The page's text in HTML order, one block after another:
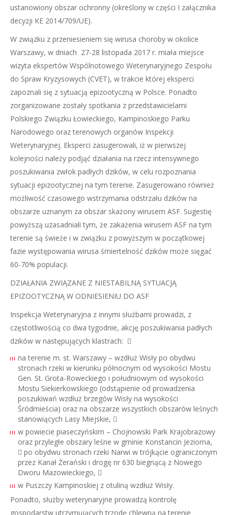
ustanowiony obszar ochronny (określony w części I załącznika
decyzji KE 2014/709/UE).
W związku z przeniesieniem się wirusa choroby w okolice
Warszawy, w dniach 27-28 listopada 2017 r. miała miejsce
wizyta ekspertów Wspólnotowego Weterynaryjnego Zespołu
do Spraw Kryzysowych (CVET), w trakcie której eksperci
zapoznali się z sytuacją epizootyczną w Polsce. Ponadto
zorganizowane zostały spotkania z przedstawicielami
Polskiego Związku Łowieckiego, Kampinoskiego Parku
Narodowego oraz terenowych organów Inspekcji
Weterynaryjnej. Eksperci zasugerowali, iż w pierwszej
kolejności należy podjąć działania na rzecz intensywnego
poszukiwania zwłok padłych dzików, w celu rozpoznania
sytuacji epizootycznej na tym terenie. Zasugerowano również
możliwość czasowego wstrzymania odstrzału dzików na
obszarze uznanym za obszar skażony wirusem ASF. Sugestię
powyższą uzasadniali tym, że zakażenia wirusem ASF na tym
terenie są świeże i w związku z powyższym w początkowej
fazie występowania wirusa śmiertelność dzików może sięgać
60-70% populacji.
DZIAŁANIA ZWIĄZANE Z NIESTABILNĄ SYTUACJĄ
EPIZOOTYCZNĄ W ODNIESIENIU DO ASF
Inspekcja Weterynaryjna z innymi służbami prowadzi, z
częstotliwością co dwa tygodnie, akcję poszukiwania padłych
dzików w następujących klastrach: 
na terenie m. st. Warszawy – wzdłuż Wisły po obydwu
stronach rzeki w kierunku północnym od wysokości Mostu
Gen. St. Grota-Roweckiego i południowym od wysokości
Mostu Siekierkowskiego (odstąpienie od prowadzenia
poszukiwań wzdłuż brzegów Wisły na wysokości
Śródmieścia) oraz na obszarze wszystkich obszarów leśnych
stanowiących Lasy Miejskie, 
w powiecie piaseczyńskim – Chojnowski Park Krajobrazowy
oraz przyległe obszary leśne w gminie Konstancin Jeziorna,
 po obydwu stronach rzeki Narwi w trójkącie ograniczonym
przez Kanał Żerański i drogę nr 630 biegnącą z Nowego
Dworu Mazowieckiego, 
w Puszczy Kampinoskiej z otuliną wzdłuż Wisły.
Ponadto, służby weterynaryjne prowadzą kontrolę
gospodarstw utrzymujących trzodę chlewną na terenie